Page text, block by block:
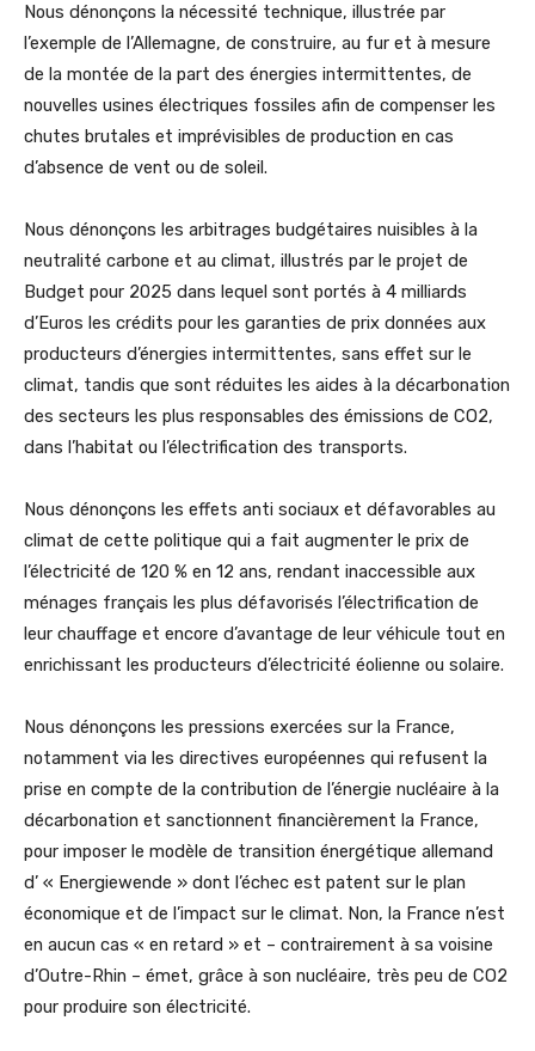
Nous dénonçons la nécessité technique, illustrée par
l’exemple de l’Allemagne, de construire, au fur et à mesure
de la montée de la part des énergies intermittentes, de
nouvelles usines électriques fossiles afin de compenser les
chutes brutales et imprévisibles de production en cas
d’absence de vent ou de soleil.
Nous dénonçons les arbitrages budgétaires nuisibles à la
neutralité carbone et au climat, illustrés par le projet de
Budget pour 2025 dans lequel sont portés à 4 milliards
d’Euros les crédits pour les garanties de prix données aux
producteurs d’énergies intermittentes, sans effet sur le
climat, tandis que sont réduites les aides à la décarbonation
des secteurs les plus responsables des émissions de CO2,
dans l’habitat ou l’électrification des transports.
Nous dénonçons les effets anti sociaux et défavorables au
climat de cette politique qui a fait augmenter le prix de
l’électricité de 120 % en 12 ans, rendant inaccessible aux
ménages français les plus défavorisés l’électrification de
leur chauffage et encore d’avantage de leur véhicule tout en
enrichissant les producteurs d’électricité éolienne ou solaire.
Nous dénonçons les pressions exercées sur la France,
notamment via les directives européennes qui refusent la
prise en compte de la contribution de l’énergie nucléaire à la
décarbonation et sanctionnent financièrement la France,
pour imposer le modèle de transition énergétique allemand
d’ « Energiewende » dont l’échec est patent sur le plan
économique et de l’impact sur le climat. Non, la France n’est
en aucun cas « en retard » et – contrairement à sa voisine
d’Outre-Rhin – émet, grâce à son nucléaire, très peu de CO2
pour produire son électricité.